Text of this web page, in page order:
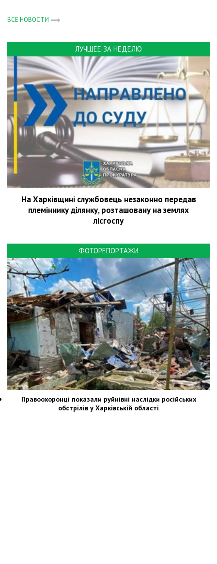
ВСЕ НОВОСТИ
ЛУЧШЕЕ ЗА НЕДЕЛЮ
На Харківщині службовець незаконно передав
племіннику ділянку, розташовану на землях
лісгоспу
ФОТОРЕПОРТАЖИ
Правоохоронці показали руйнівні наслідки російських
обстрілів у Харківській області